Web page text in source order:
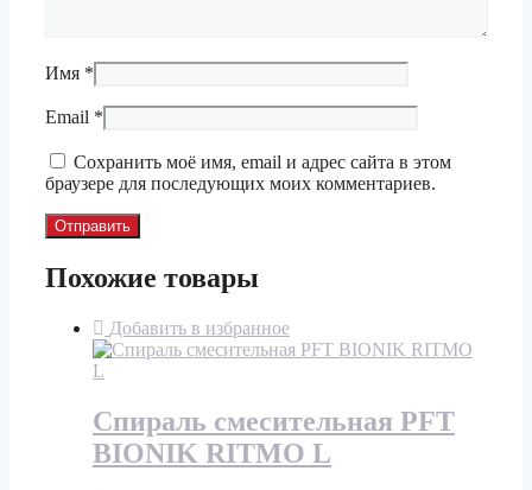
Имя *
Email *
Сохранить моё имя, email и адрес сайта в этом
браузере для последующих моих комментариев.
Похожие товары
Добавить в избранное
Спираль смесительная PFT
BIONIK RITMO L